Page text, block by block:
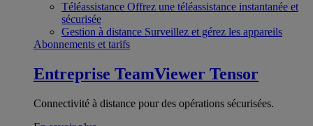
Téléassistance Offrez une téléassistance instantanée et
sécurisée
Gestion à distance Surveillez et gérez les appareils
Abonnements et tarifs
Entreprise TeamViewer Tensor
Connectivité à distance pour des opérations sécurisées.